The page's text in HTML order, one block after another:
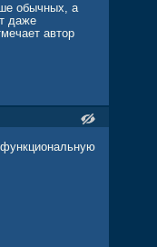
обычных, а
даже
автор